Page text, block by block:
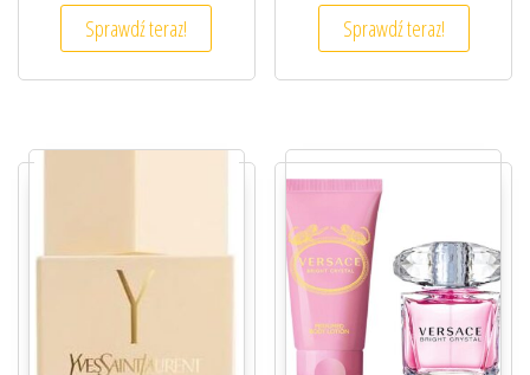
Sprawdź teraz! Sprawdź teraz!